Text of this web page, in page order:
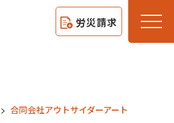
労災請求
合同会社アウトサイダーアート